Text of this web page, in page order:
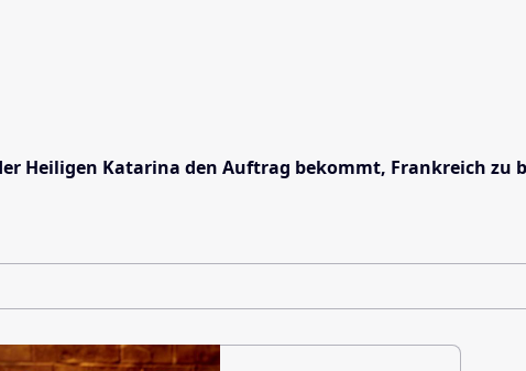
Heiligen Katarina den Auftrag bekommt, Frankreich